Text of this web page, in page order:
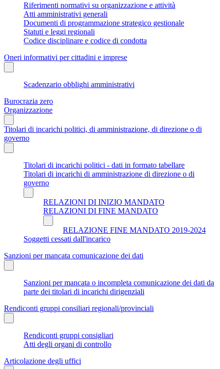
Riferimenti normativi su organizzazione e attività
Atti amministrativi generali
Documenti di programmazione strategico gestionale
Statuti e leggi regionali
Codice disciplinare e codice di condotta
Oneri informativi per cittadini e imprese
Scadenzario obblighi amministrativi
Burocrazia zero
Organizzazione
Titolari di incarichi politici, di amministrazione, di direzione o di
governo
Titolari di incarichi politici - dati in formato tabellare
Titolari di incarichi di amministrazione di direzione o di
governo
RELAZIONI DI INIZIO MANDATO
RELAZIONI DI FINE MANDATO
RELAZIONE FINE MANDATO 2019-2024
Soggetti cessati dall'incarico
Sanzioni per mancata comunicazione dei dati
Sanzioni per mancata o incompleta comunicazione dei dati da
parte dei titolari di incarichi dirigenziali
Rendiconti gruppi consiliari regionali/provinciali
Rendiconti gruppi consigliari
Atti degli organi di controllo
Articolazione degli uffici